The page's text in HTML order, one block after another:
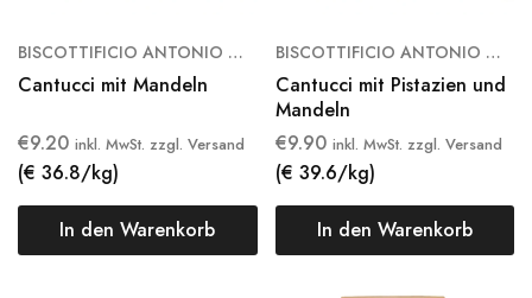
BISCOTTIFICIO ANTONIO MATTEI
Cantucci mit Mandeln
€9.20 inkl. MwSt. zzgl. Versand
(€ 36.8/kg)
In den Warenkorb
BISCOTTIFICIO ANTONIO MATTEI
Cantucci mit Pistazien und
Mandeln
€9.90 inkl. MwSt. zzgl. Versand
(€ 39.6/kg)
In den Warenkorb